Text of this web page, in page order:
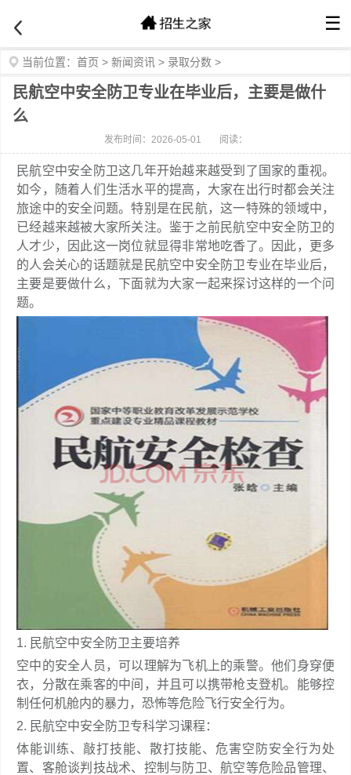
☰
当前位置： 首页 > 新闻资讯 > 录取分数 >
民航空中安全防卫专业在毕业后，主要是做什
么
发布时间：2026-05-01 阅读：
民航空中安全防卫这几年开始越来越受到了国家的重视。
如今，随着人们生活水平的提高，大家在出行时都会关注
旅途中的安全问题。特别是在民航，这一特殊的领域中，
已经越来越被大家所关注。鉴于之前民航空中安全防卫的
人才少，因此这一岗位就显得非常地吃香了。因此，更多
的人会关心的话题就是民航空中安全防卫专业在毕业后，
主要是要做什么，下面就为大家一起来探讨这样的一个问
题。
1. 民航空中安全防卫主要培养
空中的安全人员，可以理解为飞机上的乘警。他们身穿便
衣，分散在乘客的中间，并且可以携带枪支登机。能够控
制任何机舱内的暴力，恐怖等危险飞行安全行为。
2. 民航空中安全防卫专科学习课程：
体能训练、敲打技能、散打技能、危害空防安全行为处
置、客舱谈判技战术、控制与防卫、航空等危险品管理、